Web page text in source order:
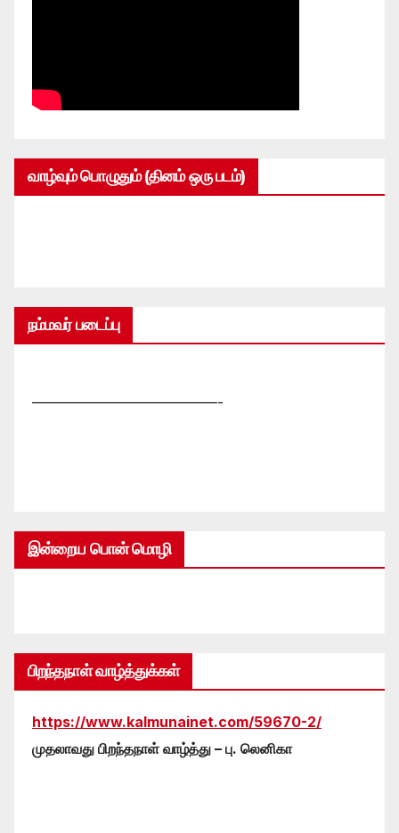
வாழ்வும் பொழுதும் (தினம் ஒரு படம்)
நம்மவர் படைப்பு
—————————————-
இன்றைய பொன் மொழி
பிறந்தநாள் வாழ்த்துக்கள்
https://www.kalmunainet.com/59670-2/
முதலாவது பிறந்தநாள் வாழ்த்து – பு. லெனிகா